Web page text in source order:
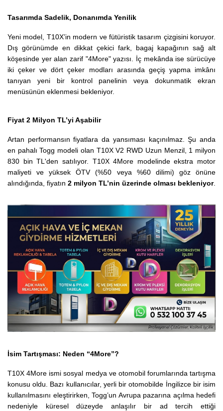
Tasarımda Sadelik, Donanımda Yenilik
Yeni model, T10X’in modern ve fütüristik tasarım çizgisini koruyor.
Dış görünümde en dikkat çekici fark, bagaj kapağının sağ alt
köşesinde yer alan zarif "4More" yazısı. İç mekânda ise sürücüye
iki çeker ve dört çeker modları arasında geçiş yapma imkânı
tanıyan yeni bir kontrol panelinin veya dokunmatik ekran
menüsünün eklenmesi bekleniyor.
Fiyat 2 Milyon TL’yi Aşabilir
Artan performansın fiyatlara da yansıması kaçınılmaz. Şu anda
en pahalı Togg modeli olan T10X V2 RWD Uzun Menzil, 1 milyon
830 bin TL'den satılıyor. T10X 4More modelinde ekstra motor
maliyeti ve yüksek ÖTV (%50 veya %60 dilimi) göz önüne
alındığında, fiyatın 2 milyon TL’nin üzerinde olması bekleniyor.
İsim Tartışması: Neden “4More”?
T10X 4More ismi sosyal medya ve otomobil forumlarında tartışma
konusu oldu. Bazı kullanıcılar, yerli bir otomobilde İngilizce bir isim
kullanılmasını eleştirirken, Togg’un Avrupa pazarına açılma hedefi
nedeniyle küresel düzeyde anlaşılır bir ad tercih ettiği